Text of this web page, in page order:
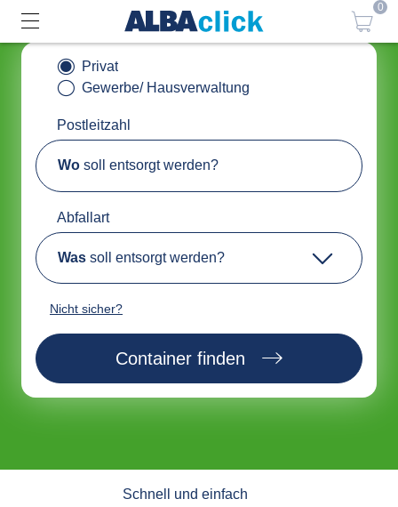
0
Privat
Gewerbe/ Hausverwaltung
Postleitzahl
Wo soll entsorgt werden?
Abfallart
Was soll entsorgt werden?
Nicht sicher?
Container finden
Schnell und einfach